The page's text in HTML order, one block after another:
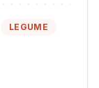
LEGUME